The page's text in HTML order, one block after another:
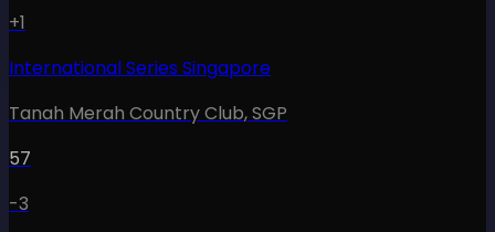
+1
International Series Singapore
Tanah Merah Country Club,SGP
57
-3